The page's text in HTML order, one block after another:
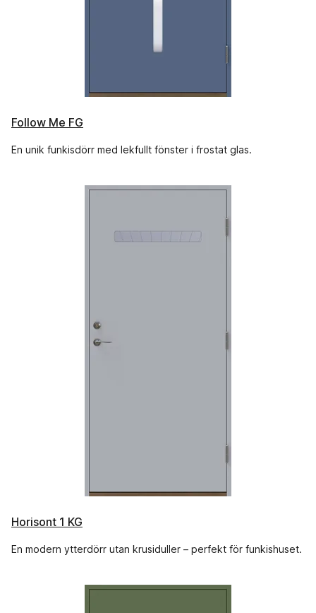
Follow Me FG
En unik funkisdörr med lekfullt fönster i frostat glas.
Horisont 1 KG
En modern ytterdörr utan krusiduller – perfekt för funkishuset.